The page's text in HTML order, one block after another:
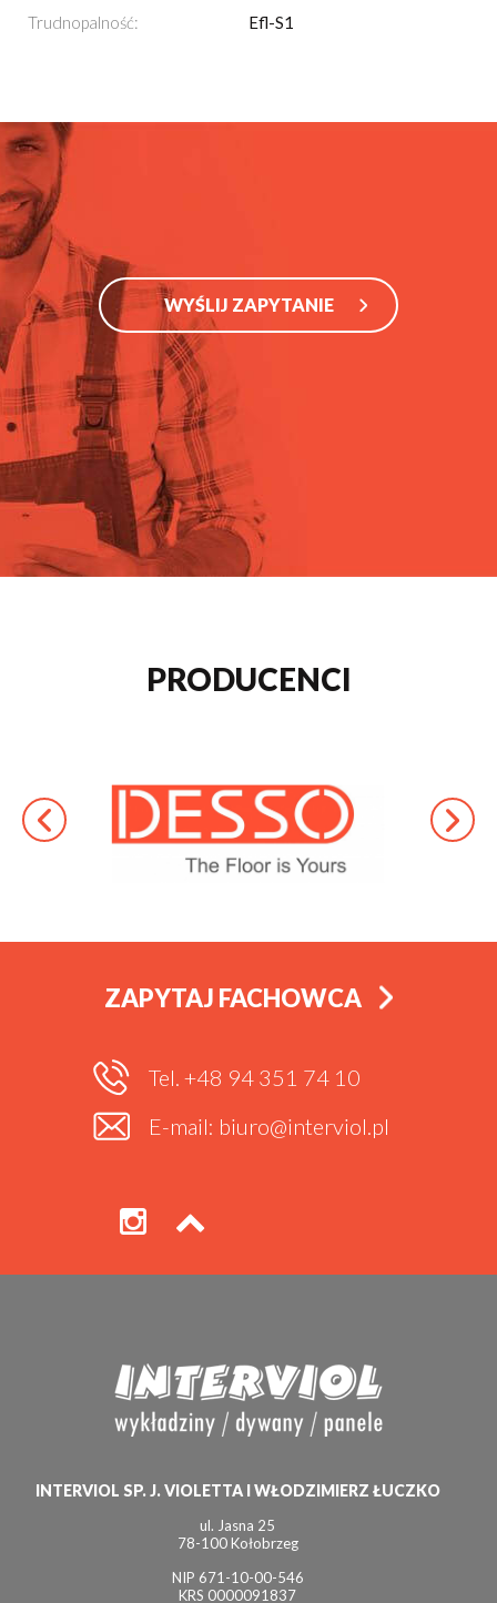
Trudnopalność:
Efl-S1
WYŚLIJ ZAPYTANIE
PRODUCENCI
ZAPYTAJ FACHOWCA
Tel. +48 94 351 74 10
E-mail: biuro@interviol.pl
INTERVIOL SP. J. VIOLETTA I WŁODZIMIERZ ŁUCZKO
ul. Jasna 25
78-100 Kołobrzeg
NIP 671-10-00-546
KRS 0000091837